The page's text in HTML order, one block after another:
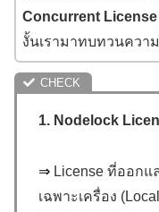
Concurrent License
งั้นเรามาทบทวนควา
1. Nodelock
⇒ License ที่ออก
เฉพาะเครื่อง